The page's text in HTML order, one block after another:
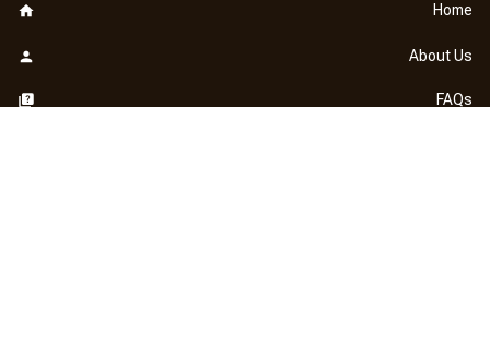
Home
About Us
FAQs